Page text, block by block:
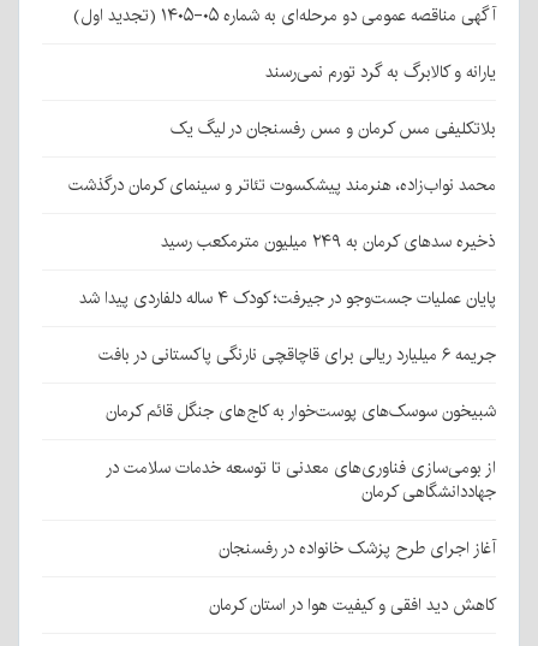
آگهی مناقصه عمومی دو مرحله‌ای به شماره ۰۵-۱۴۰۵ (تجدید اول)
یارانه و کالابرگ به گرد تورم نمی‌رسند
بلاتکلیفی مس کرمان و مس رفسنجان در لیگ یک
محمد نواب‌زاده، هنرمند پیشکسوت تئاتر و سینمای کرمان درگذشت
ذخیره سدهای کرمان به ۲۴۹ میلیون مترمکعب رسید
پایان عملیات جست‌وجو در جیرفت؛ کودک ۴ ساله دلفاردی پیدا شد
جریمه ۶ میلیارد ریالی برای قاچاقچی نارنگی پاکستانی در بافت
شبیخون سوسک‌های پوست‌خوار به کاج‌های جنگل قائم کرمان
از بومی‌سازی فناوری‌های معدنی تا توسعه خدمات سلامت در
جهاددانشگاهی کرمان
آغاز اجرای طرح پزشک خانواده در رفسنجان
کاهش دید افقی و کیفیت هوا در استان کرمان